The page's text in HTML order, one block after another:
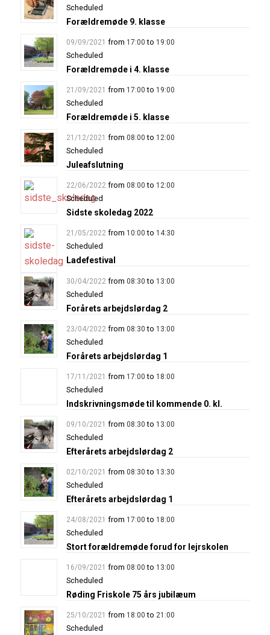
Scheduled
Forældremøde 9. klasse
09/09/2021 from 17:00 to 19:00
Scheduled
Forældremøde i 4. klasse
21/09/2021 from 17:00 to 19:00
Scheduled
Forældremøde i 5. klasse
21/12/2021 from 08:00 to 12:00
Scheduled
Juleafslutning
22/06/2022 from 08:00 to 12:00
Scheduled
Sidste skoledag 2022
21/05/2022 from 10:00 to 14:30
Scheduled
Ladefestival
30/04/2022 from 08:30 to 13:00
Scheduled
Forårets arbejdslørdag 2
23/04/2022 from 08:30 to 13:00
Scheduled
Forårets arbejdslørdag 1
17/11/2021 from 17:00 to 18:00
Scheduled
Indskrivningsmøde til kommende 0. kl.
09/10/2021 from 08:30 to 13:00
Scheduled
Efterårets arbejdslørdag 2
02/10/2021 from 08:30 to 13:30
Scheduled
Efterårets arbejdslørdag 1
24/08/2021 from 17:00 to 18:00
Scheduled
Stort forældremøde forud for lejrskolen
16/09/2021 from 08:00 to 13:00
Scheduled
Røding Friskole 75 års jubilæum
25/10/2021 from 18:00 to 21:00
Scheduled